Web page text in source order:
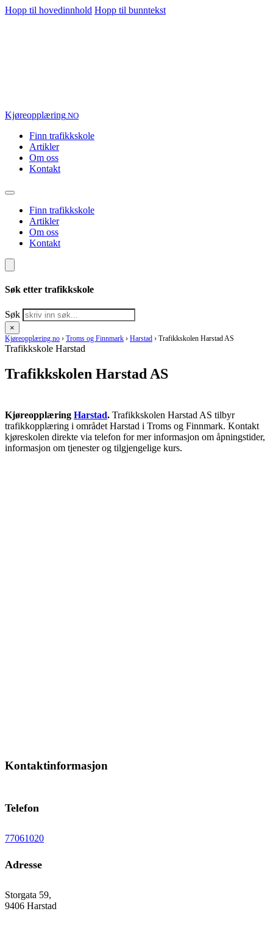
Hopp til hovedinnhold Hopp til bunntekst
Kjøreopplæring.NO
Finn trafikkskole
Artikler
Om oss
Kontakt
Finn trafikkskole
Artikler
Om oss
Kontakt
Søk etter trafikkskole
Søk
×
Kjøreopplæring.no › Troms og Finnmark › Harstad › Trafikkskolen Harstad AS
Trafikkskole Harstad
Trafikkskolen Harstad AS
Kjøreopplæring Harstad. Trafikkskolen Harstad AS tilbyr
trafikkopplæring i området Harstad i Troms og Finnmark. Kontakt
kjøreskolen direkte via telefon for mer informasjon om åpningstider,
informasjon om tjenester og tilgjengelige kurs.
Kontaktinformasjon
Telefon
77061020
Adresse
Storgata 59,
9406 Harstad